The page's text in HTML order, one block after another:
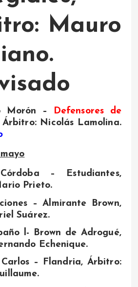
Mauro
Morón –
Defensores de
Árbitro: Nicolás Lamolina.
– Estudiantes,
Prieto.
– Almirante Brown,
Suárez.
l- Brown de Adrogué,
Echenique.
– Flandria, Árbitro: